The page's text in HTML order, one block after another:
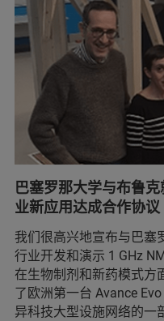
巴塞罗那大学与布鲁
业新应用达成合作协议
我们很高兴地宣布与巴塞
行业开发和演示 1 GHz
在生物制剂和新药模式方
了欧洲第一台 Avance
异科技大型设施网络的一